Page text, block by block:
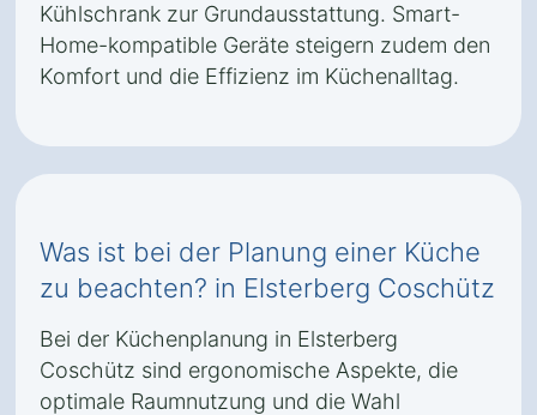
Kühlschrank zur Grundausstattung. Smart-
Home-kompatible Geräte steigern zudem den
Komfort und die Effizienz im Küchenalltag.
Was ist bei der Planung einer Küche
zu beachten? in Elsterberg Coschütz
Bei der Küchenplanung in Elsterberg
Coschütz sind ergonomische Aspekte, die
optimale Raumnutzung und die Wahl